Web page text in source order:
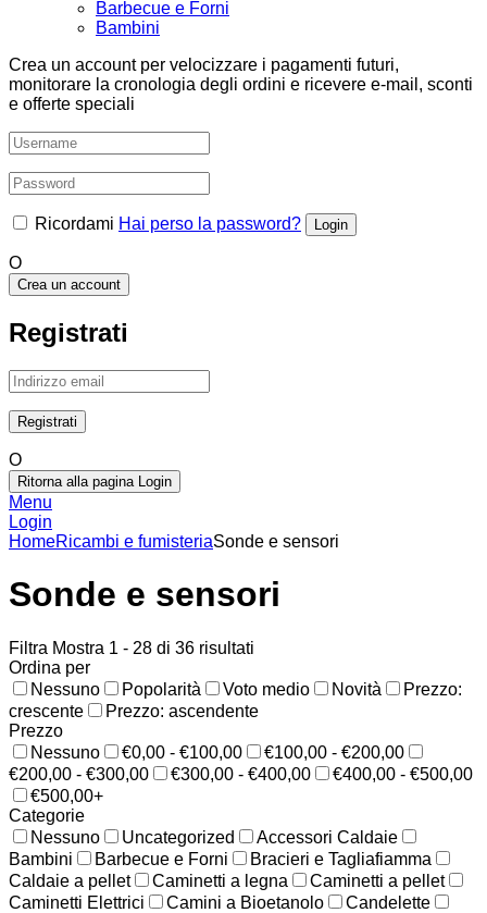
Barbecue e Forni
Bambini
Crea un account per velocizzare i pagamenti futuri,
monitorare la cronologia degli ordini e ricevere e-mail, sconti
e offerte speciali
Ricordami Hai perso la password?
O
Crea un account
Registrati
O
Ritorna alla pagina Login
Menu
Login
HomeRicambi e fumisteriaSonde e sensori
Sonde e sensori
Filtra Mostra 1 - 28 di 36 risultati
Ordina per
Nessuno
Popolarità Voto medio Novità
Prezzo:
crescente
Prezzo: ascendente
Prezzo
Nessuno
€0,00 - €100,00
€100,00 - €200,00
€200,00 - €300,00
€300,00 - €400,00
€400,00 - €500,00
€500,00+
Categorie
Nessuno
Uncategorized
Accessori Caldaie
Bambini
Barbecue e Forni
Bracieri e Tagliafiamma
Caldaie a pellet
Caminetti a legna
Caminetti a pellet
Caminetti Elettrici
Camini a Bioetanolo
Candelette